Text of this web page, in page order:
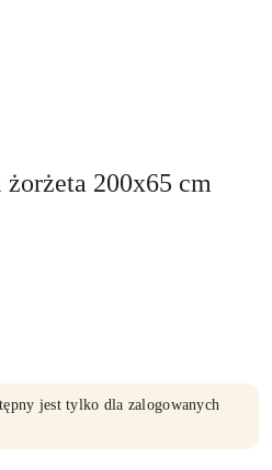
200x65 cm
jest tylko dla zalogowanych